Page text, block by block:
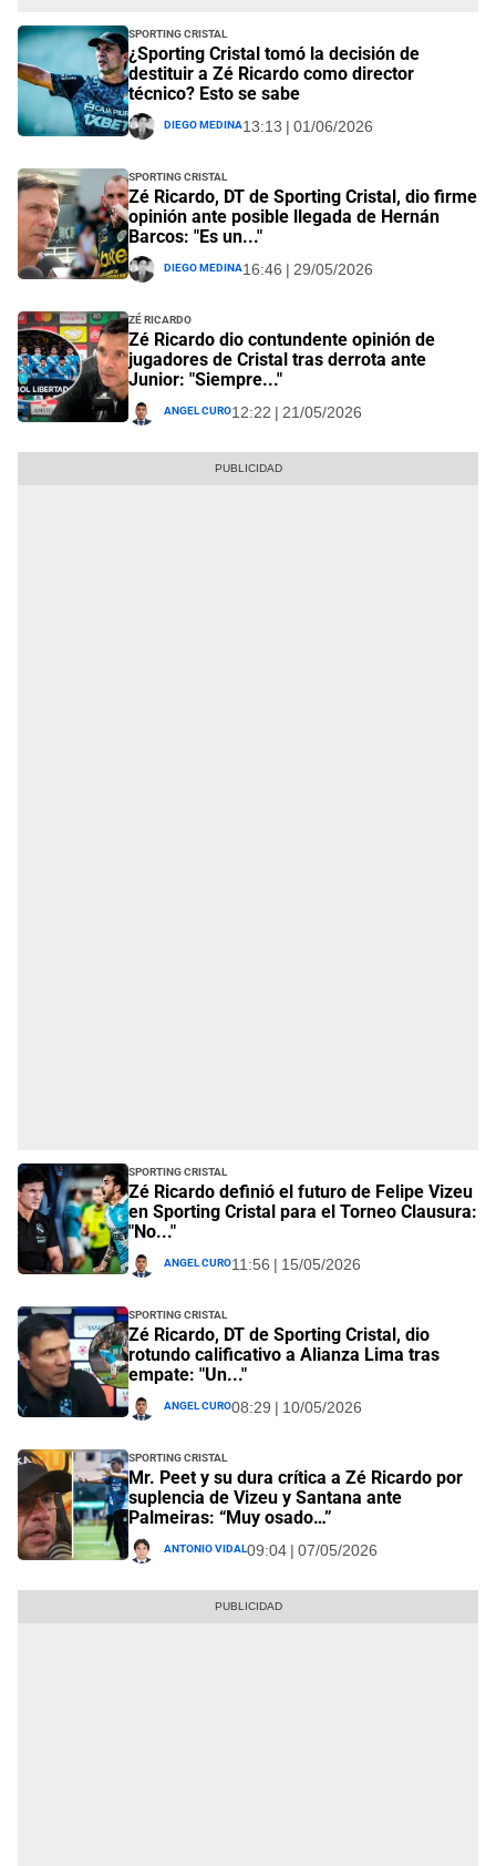
Sporting Cristal
¿Sporting Cristal tomó la decisión de
destituir a Zé Ricardo como director
técnico? Esto se sabe
Diego Medina13:13 | 01/06/2026
Sporting Cristal
Zé Ricardo, DT de Sporting Cristal, dio firme
opinión ante posible llegada de Hernán
Barcos: "Es un..."
Diego Medina16:46 | 29/05/2026
Zé Ricardo
Zé Ricardo dio contundente opinión de
jugadores de Cristal tras derrota ante
Junior: "Siempre..."
Angel Curo12:22 | 21/05/2026
Sporting Cristal
Zé Ricardo definió el futuro de Felipe Vizeu
en Sporting Cristal para el Torneo Clausura:
"No..."
Angel Curo11:56 | 15/05/2026
Sporting Cristal
Zé Ricardo, DT de Sporting Cristal, dio
rotundo calificativo a Alianza Lima tras
empate: "Un..."
Angel Curo08:29 | 10/05/2026
Sporting Cristal
Mr. Peet y su dura crítica a Zé Ricardo por
suplencia de Vizeu y Santana ante
Palmeiras: “Muy osado…”
Antonio Vidal09:04 | 07/05/2026